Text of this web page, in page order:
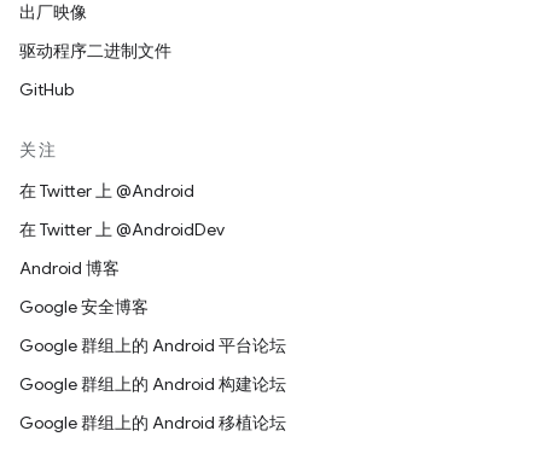
出厂映像
驱动程序二进制文件
GitHub
关注
在 Twitter 上 @Android
在 Twitter 上 @AndroidDev
Android 博客
Google 安全博客
Google 群组上的 Android 平台论坛
Google 群组上的 Android 构建论坛
Google 群组上的 Android 移植论坛